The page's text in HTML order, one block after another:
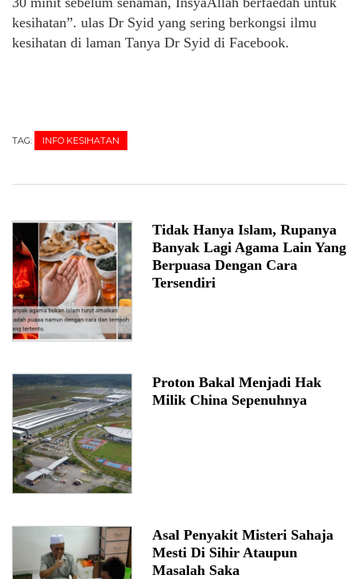
kesihatan”. ulas Dr Syid yang sering berkongsi ilmu
kesihatan di laman Tanya Dr Syid di Facebook.
TAG: INFO KESIHATAN
Tidak Hanya Islam, Rupanya
Banyak Lagi Agama Lain Yang
Berpuasa Dengan Cara
Tersendiri
Proton Bakal Menjadi Hak
Milik China Sepenuhnya
Asal Penyakit Misteri Sahaja
Mesti Di Sihir Ataupun
Masalah Saka